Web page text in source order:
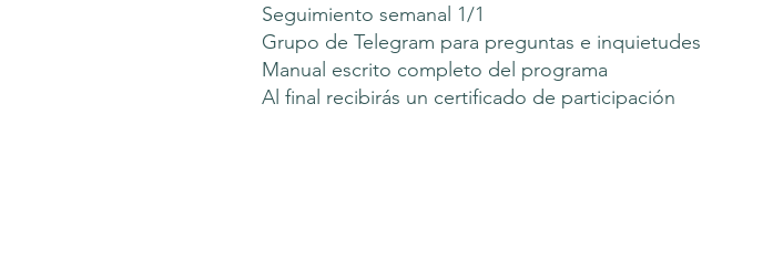
Seguimiento semanal 1/1
Grupo de Telegram para preguntas e inquietudes
Manual escrito completo del programa
Al final recibirás un certificado de participación